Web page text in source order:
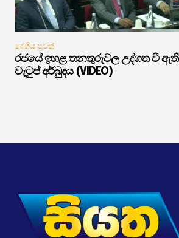
දේශීය පුවත්
රජයේ ඉහළ තනතුරුවල උද්ගත වී ඇති
වැටුප් අර්බුදය (VIDEO)